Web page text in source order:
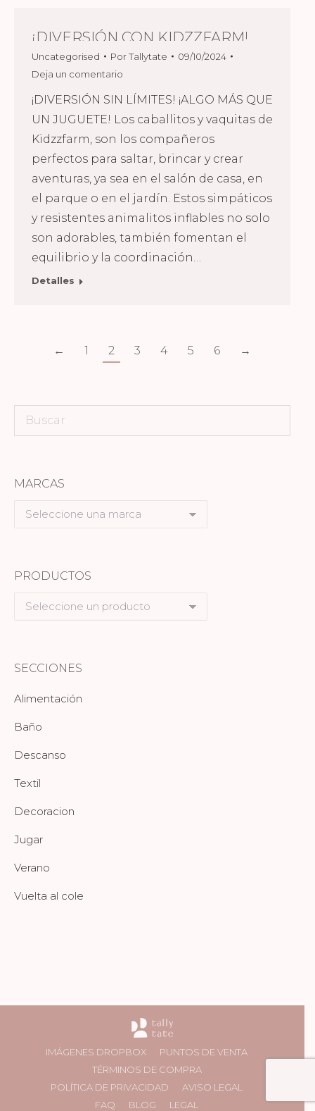
¡DIVERSIÓN CON KIDZZFARM!
Uncategorised PorTallytate
09/10/2024
Deja un comentario
¡DIVERSIÓN SIN LÍMITES! ¡ALGO MÁS QUE
UN JUGUETE! Los caballitos y vaquitas de
Kidzzfarm, son los compañeros
perfectos para saltar, brincar y crear
aventuras, ya sea en el salón de casa, en
el parque o en el jardín. Estos simpáticos
y resistentes animalitos inflables no solo
son adorables, también fomentan el
equilibrio y la coordinación…
Detalles
← 1 2 3 4 5 6 →
MARCAS
Seleccione
PRODUCTOS
Seleccione
SECCIONES
Alimentación
Baño
Descanso
Textil
Decoracion
Jugar
Verano
Vuelta al cole
IMÁGENES DROPBOX
PUNTOS DE VENTA
TÉRMINOS DE COMPRA
POLÍTICA DE PRIVACIDAD
AVISO LEGAL
FAQ
BLOG LEGAL